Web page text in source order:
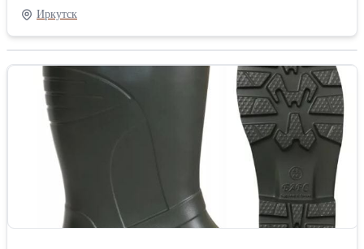
качестве противоромзной добавки: Поташ – является
нейтральной добавкой по отношению к арматуре. Сильно
ускоряет схватывание бетонной смеси и твердение бетона,
твердения бетона вызывается, главным образом, тем, что эта
добавка повышает растворимость силикатных составляющих
цемента и образует с продуктами его гидратации двойные или
основные соли. Количество добавки в расчете на сухое вещество,
% массовой доли цемента Расчетная температура бетона,
градусы цельсия Количество поташа в расчете на сухое вещество,
% массовой доли цемента до 0 … -5 5…6 -6 … -10 6…8 -11 …
-15 8…10 -16 … -20 10…12 -21 … -25 12…15 Поташ
упаковывают: - в пятислойные ламинированные мешки марки
ПМ или комбинированные мешки марки БМП; - пятислойные
Иркутск